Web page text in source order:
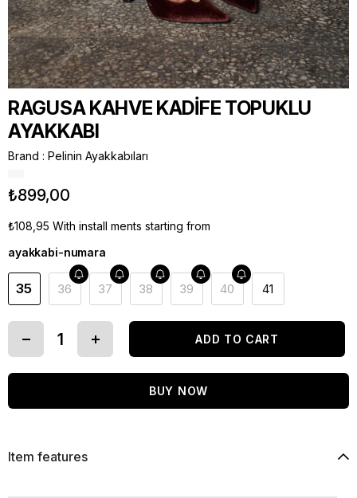
RAGUSA KAHVE KADİFE TOPUKLU
AYAKKABI
Brand : Pelinin Ayakkabıları
₺899,00
₺108,95 With install ments starting from
ayakkabi-numara
35 36 37 38 39 40 41
Item features